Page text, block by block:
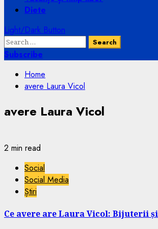
Diete
Light/Dark Button
Search
for:
Subscribe
Home
avere Laura Vicol
avere Laura Vicol
2 min read
Social
Social Media
Știri
Ce avere are Laura Vicol: Bijuterii